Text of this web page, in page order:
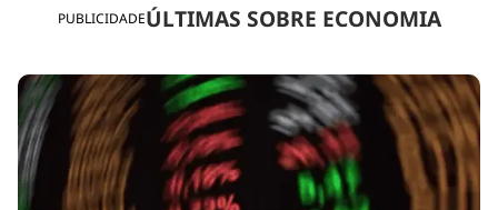
PUBLICIDADEÚLTIMAS SOBRE ECONOMIA